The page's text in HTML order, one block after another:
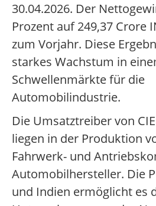
30.04.2026. Der
Prozent auf 249,37 Crore
zum Vorjahr. Diese
starkes Wachstum in
Schwellenmärkte für die
Automobilindustrie.
Die Umsatztreiber von
liegen in der Produktion
Fahrwerk- und
Automobilhersteller. Die
und Indien ermöglicht es